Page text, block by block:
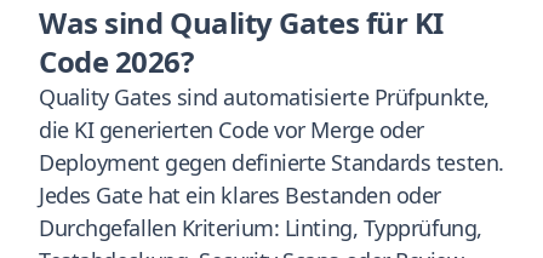
Was sind Quality Gates für KI
Code 2026?
Quality Gates sind automatisierte Prüfpunkte,
die KI generierten Code vor Merge oder
Deployment gegen definierte Standards testen.
Jedes Gate hat ein klares Bestanden oder
Durchgefallen Kriterium: Linting, Typprüfung,